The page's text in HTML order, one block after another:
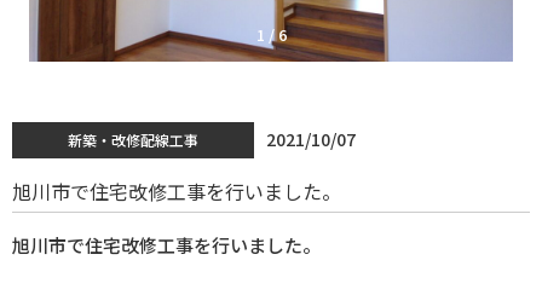
1 / 6
新築・改修配線工事 2021/10/07
旭川市で住宅改修工事を行いました。
旭川市で住宅改修工事を行いました。